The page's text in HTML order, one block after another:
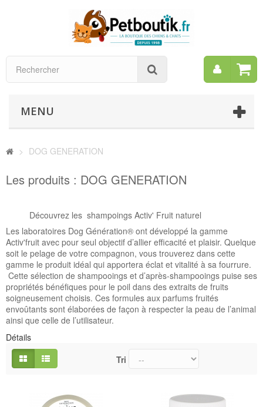
Mon
MENU
> DOG GENERATION
Les produits : DOG GENERATION
Découvrez les shampoings Activ' Fruit naturel
Les laboratoires Dog Génération® ont développé la gamme
Activ'fruit avec pour seul objectif d’allier efficacité et plaisir. Quelque
soit le pelage de votre compagnon, vous trouverez dans cette
gamme le produit idéal qui apportera éclat et vitalité à sa fourrure.
Cette sélection de shampooings et d’après-shampooings puise ses
propriétés bénéfiques pour le poil dans des extraits de fruits
soigneusement choisis. Ces formules aux parfums fruités
envoûtants sont élaborées de façon à respecter la peau de l’animal
ainsi que celle de l’utilisateur.
Détails
Tri